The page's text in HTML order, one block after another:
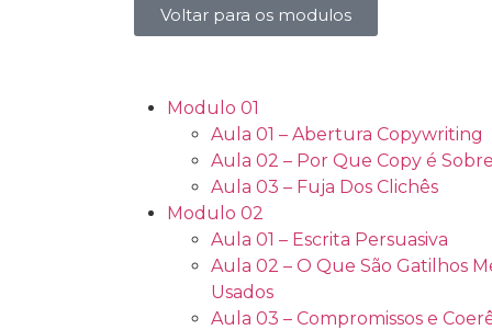
Voltar para os modulos
Modulo 01
Aula 01 – Abertura Copywriting
Aula 02 – Por Que Copy é
Aula 03 – Fuja Dos Clichês
Modulo 02
Aula 01 – Escrita Persuasiva
Aula 02 – O Que São Gatilhos
Usados
Aula 03 – Compromissos e